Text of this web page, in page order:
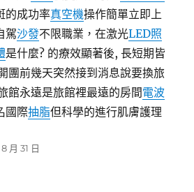
的成功率真空機操作簡單立即上
駕沙發不限職業，在激光LED照
是什麼? 的療效顯著後, 長短期皆
團前幾天突然接到消息說要換旅
館永遠是旅館裡最遠的房間電波
國際抽脂但科學的進行肌膚護理
月 31 日